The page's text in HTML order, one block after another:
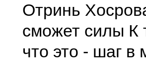
Отринь
сможет силы К
что это - шаг в